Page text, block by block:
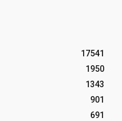
17541
1950
1343
901
691